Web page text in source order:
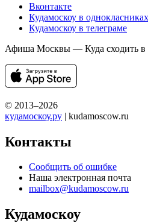
Вконтакте
Кудамоскоу в однокласниках
Кудамоскоу в телеграме
Афиша Москвы — Куда сходить в
© 2013–2026
кудамоскоу.ру | kudamoscow.ru
Контакты
Сообщить об ошибке
Наша электронная почта
mailbox@kudamoscow.ru
Кудамоскоу